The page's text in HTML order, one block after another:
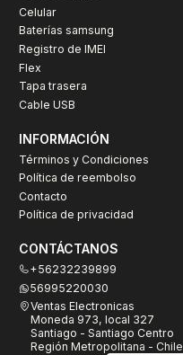
Celular
Baterías samsung
Registro de IMEI
Flex
Tapa trasera
Cable USB
INFORMACIÓN
Términos y Condiciones
Política de reembolso
Contacto
Política de privacidad
CONTÁCTANOS
+56232239899
56995220030
Ventas Electronicas
Moneda 973, local 327
Santiago - Santiago Centro
Región Metropolitana - Chile